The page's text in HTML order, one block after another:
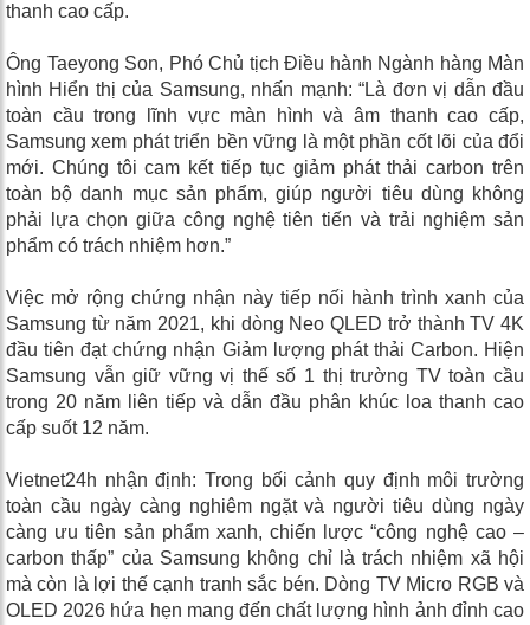
thanh cao cấp.
Ông Taeyong Son, Phó Chủ tịch Điều hành Ngành hàng Màn
hình Hiển thị của Samsung, nhấn mạnh: “Là đơn vị dẫn đầu
toàn cầu trong lĩnh vực màn hình và âm thanh cao cấp,
Samsung xem phát triển bền vững là một phần cốt lõi của đổi
mới. Chúng tôi cam kết tiếp tục giảm phát thải carbon trên
toàn bộ danh mục sản phẩm, giúp người tiêu dùng không
phải lựa chọn giữa công nghệ tiên tiến và trải nghiệm sản
phẩm có trách nhiệm hơn.”
Việc mở rộng chứng nhận này tiếp nối hành trình xanh của
Samsung từ năm 2021, khi dòng Neo QLED trở thành TV 4K
đầu tiên đạt chứng nhận Giảm lượng phát thải Carbon. Hiện
Samsung vẫn giữ vững vị thế số 1 thị trường TV toàn cầu
trong 20 năm liên tiếp và dẫn đầu phân khúc loa thanh cao
cấp suốt 12 năm.
Vietnet24h nhận định: Trong bối cảnh quy định môi trường
toàn cầu ngày càng nghiêm ngặt và người tiêu dùng ngày
càng ưu tiên sản phẩm xanh, chiến lược “công nghệ cao –
carbon thấp” của Samsung không chỉ là trách nhiệm xã hội
mà còn là lợi thế cạnh tranh sắc bén. Dòng TV Micro RGB và
OLED 2026 hứa hẹn mang đến chất lượng hình ảnh đỉnh cao